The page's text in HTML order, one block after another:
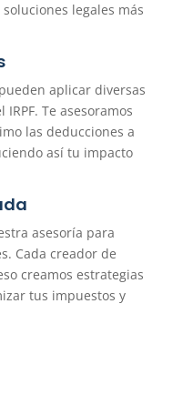
legales más
aplicar diversas
Te asesoramos
las deducciones a
así tu impacto
asesoría para
Cada creador de
creamos estrategias
tus impuestos y